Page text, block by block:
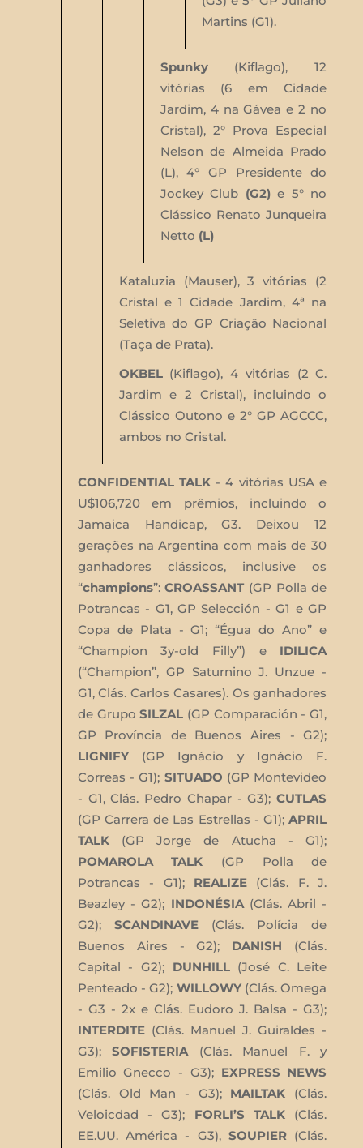
Martins (G1).
Spunky(Kiflago), 12
vitórias (6 em Cidade
Jardim, 4 na Gávea e 2 no
Cristal), 2° Prova Especial
Nelson de Almeida Prado
(L), 4° GP Presidente do
Jockey Club (G2)e 5° no
Clássico Renato Junqueira
Netto (L)
Kataluzia (Mauser), 3 vitórias (2
Cristal e 1 Cidade Jardim, 4ª na
Seletiva do GP Criação Nacional
(Taça de Prata).
OKBEL(Kiflago), 4 vitórias (2 C.
Jardim e 2 Cristal), incluindo o
Clássico Outono e 2° GP AGCCC,
ambos no Cristal.
CONFIDENTIAL TALK - 4 vitórias USA e
U$106,720 em prêmios, incluindo o
Jamaica Handicap, G3. Deixou 12
gerações na Argentina com mais de 30
ganhadores clássicos, inclusive os
“champions”:CROASSANT(GP Polla de
Potrancas - G1, GP Selección - G1 e GP
Copa de Plata - G1; “Égua do Ano” e
“Champion 3y-old Filly”) e IDILICA
(“Champion”, GP Saturnino J. Unzue -
G1, Clás. Carlos Casares). Os ganhadores
de GrupoSILZAL (GP Comparación - G1,
GP Província de Buenos Aires - G2);
LIGNIFY(GP Ignácio y Ignácio F.
Correas - G1); SITUADO (GP Montevideo
- G1, Clás. Pedro Chapar - G3);CUTLAS
(GP Carrera de Las Estrellas - G1);APRIL
TALK(GP Jorge de Atucha - G1);
POMAROLA TALK (GP Polla de
Potrancas - G1); REALIZE (Clás. F. J.
Beazley - G2); INDONÉSIA(Clás. Abril -
G2); SCANDINAVE(Clás. Polícia de
Buenos Aires - G2); DANISH (Clás.
Capital - G2); DUNHILL(José C. Leite
Penteado - G2); WILLOWY(Clás. Omega
- G3 - 2x e Clás. Eudoro J. Balsa - G3);
INTERDITE(Clás. Manuel J. Guiraldes -
G3);SOFISTERIA(Clás. Manuel F. y
Emilio Gnecco - G3); EXPRESS NEWS
(Clás. Old Man - G3); MAILTAK (Clás.
Veloicdad - G3); FORLI’S TALK(Clás.
EE.UU. América - G3), SOUPIER(Clás.